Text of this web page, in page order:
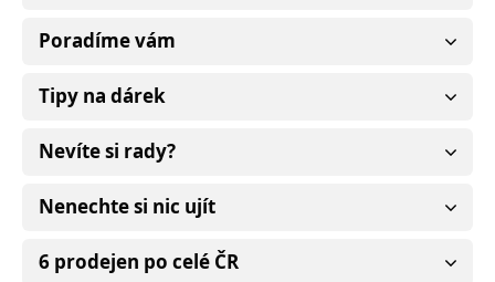
Poradíme vám
Tipy na dárek
Nevíte si rady?
Nenechte si nic ujít
6 prodejen po celé ČR